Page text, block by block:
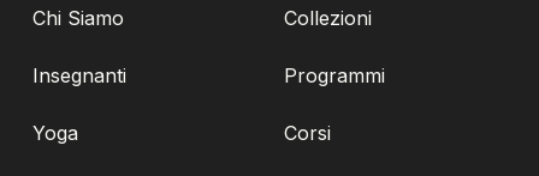
Chi Siamo
Insegnanti
Yoga
Collezioni
Programmi
Corsi